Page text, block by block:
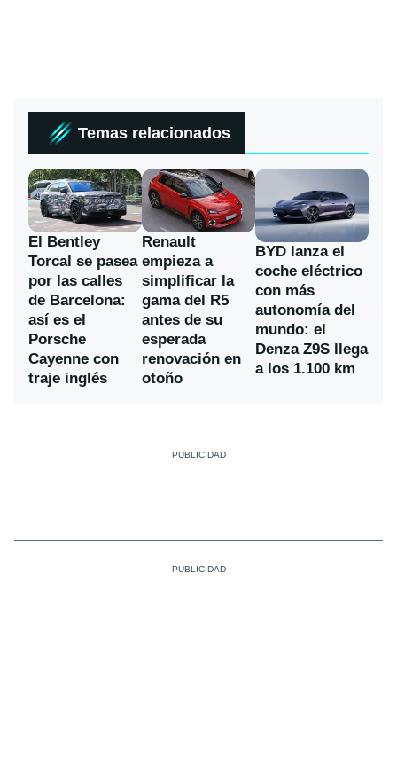
Temas relacionados
El Bentley
Torcal se pasea
por las calles
de Barcelona:
así es el
Porsche
Cayenne con
traje inglés
Renault
empieza a
simplificar la
gama del R5
antes de su
esperada
renovación en
otoño
BYD lanza el
coche eléctrico
con más
autonomía del
mundo: el
Denza Z9S llega
a los 1.100 km